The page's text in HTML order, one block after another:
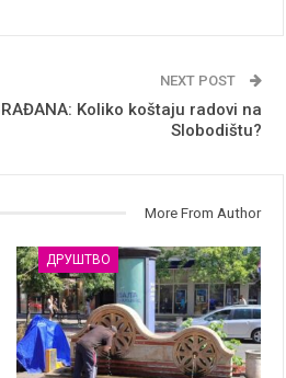
NEXT POST
Koliko koštaju radovi na
Slobodištu?
More From Author
ДРУШТВО